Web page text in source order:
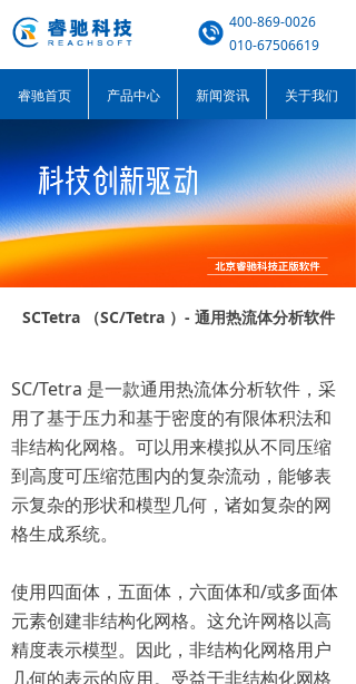
400-869-0026
010-67506619
睿驰首页 产品中心 新闻资讯 关于我们
SCTetra （SC/Tetra ）- 通用热流体分析软件
SC/Tetra 是一款通用热流体分析软件，采
用了基于压力和基于密度的有限体积法和
非结构化网格。可以用来模拟从不同压缩
到高度可压缩范围内的复杂流动，能够表
示复杂的形状和模型几何，诸如复杂的网
格生成系统。
使用四面体，五面体，六面体和/或多面体
元素创建非结构化网格。这允许网格以高
精度表示模型。因此，非结构化网格用户
几何的表示的应用。受益于非结构化网格